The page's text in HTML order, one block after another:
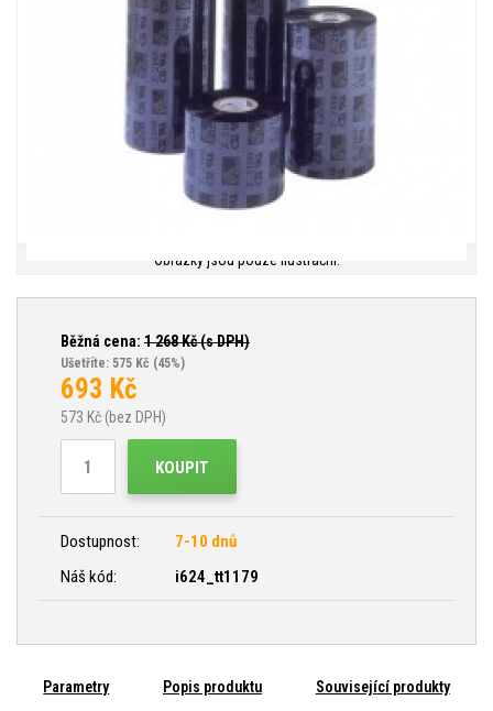
Obrázky jsou pouze ilustrační.
Běžná cena: 1 268Kč (s DPH)
Ušetříte: 575 Kč (45%)
693 Kč
573 Kč (bez DPH)
KOUPIT
Dostupnost:
7-10 dnů
Náš kód:
i624_tt1179
Parametry Popis produktu Související produkty